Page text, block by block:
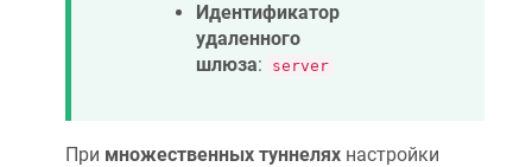
Идентификатор
удаленного
шлюза: server
При множественных туннелях настройки